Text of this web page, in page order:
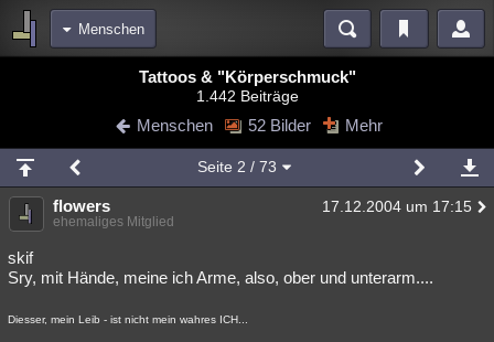
Menschen
Blogs Videos
Chat Wiki Neuigkeiten
meine Rubriken
Menschen Mystery Kriminalfälle
Spiritualität
Tattoos & "Körperschmuck"
1.442 Beiträge
Menschen 52 Bilder Mehr
Seite 2 / 73
flowers 17.12.2004 um 17:15
ehemaliges Mitglied
skif
Sry, mit Hände, meine ich Arme, also, ober und unterarm....
Diesser, mein Leib - ist nicht mein wahres ICH...